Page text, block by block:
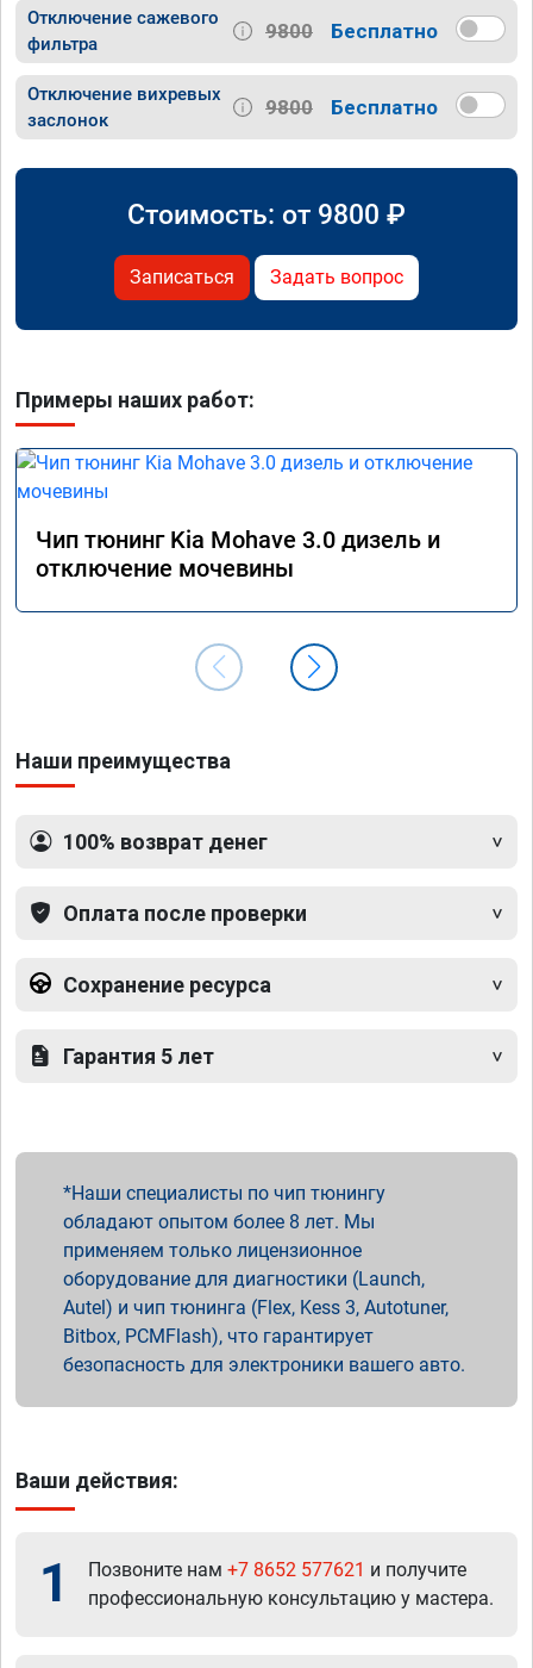
Отключение сажевого
фильтра
9800 Бесплатно
Отключение вихревых
заслонок
9800 Бесплатно
Стоимость: от 9800 ₽
Записаться Задать вопрос
Примеры наших работ:
Чип тюнинг Kia Mohave 3.0 дизель и
отключение мочевины
Наши преимущества
100% возврат денег
Оплата после проверки
Сохранение ресурса
Гарантия 5 лет
Наши специалисты по чип тюнингу
обладают опытом более 8 лет. Мы
применяем только лицензионное
оборудование для диагностики (Launch,
Autel) и чип тюнинга (Flex, Kess 3, Autotuner,
Bitbox, PCMFlash), что гарантирует
безопасность для электроники вашего авто.
Ваши действия:
1 Позвоните нам +7 8652 577621 и получите
профессиональную консультацию у мастера.